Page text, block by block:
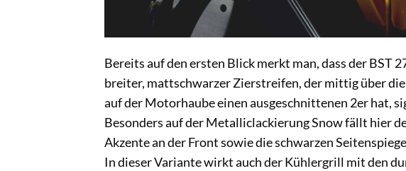
Bereits auf den ersten Blick merkt man, dass der BST
breiter, mattschwarzer Zierstreifen, der mittig über
auf der Motorhaube einen ausgeschnittenen 2er hat,
Besonders auf der Metalliclackierung Snow fällt hier
Akzente an der Front sowie die schwarzen
In dieser Variante wirkt auch der Kühlergrill mit den